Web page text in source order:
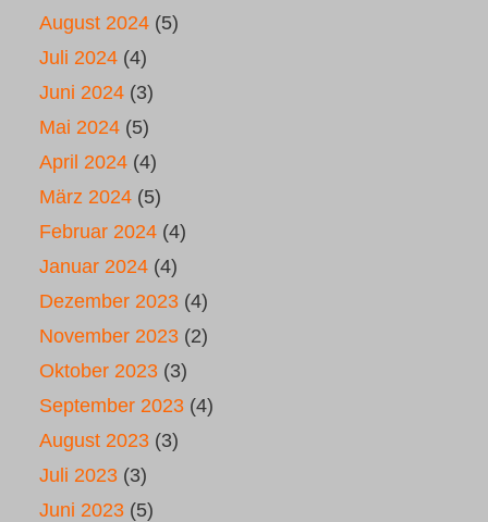
August 2024 (5)
Juli 2024 (4)
Juni 2024 (3)
Mai 2024 (5)
April 2024 (4)
März 2024 (5)
Februar 2024 (4)
Januar 2024 (4)
Dezember 2023 (4)
November 2023 (2)
Oktober 2023 (3)
September 2023 (4)
August 2023 (3)
Juli 2023 (3)
Juni 2023 (5)